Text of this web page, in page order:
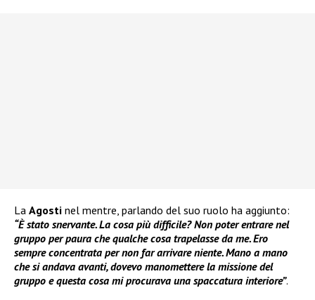
La Agosti nel mentre, parlando del suo ruolo ha aggiunto:
“È stato snervante. La cosa più difficile? Non poter entrare nel
gruppo per paura che qualche cosa trapelasse da me. Ero
sempre concentrata per non far arrivare niente. Mano a mano
che si andava avanti, dovevo manomettere la missione del
gruppo e questa cosa mi procurava una spaccatura interiore”.